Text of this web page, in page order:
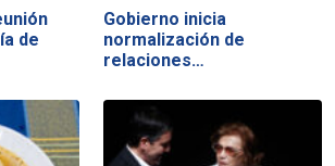
de
Gobierno inicia
normalización de
relaciones…